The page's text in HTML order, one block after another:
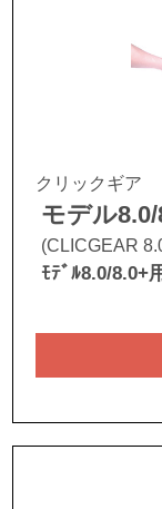
クリックギア
モデル
(CLICGEAR
ﾓﾃﾞﾙ8.0/8.0+